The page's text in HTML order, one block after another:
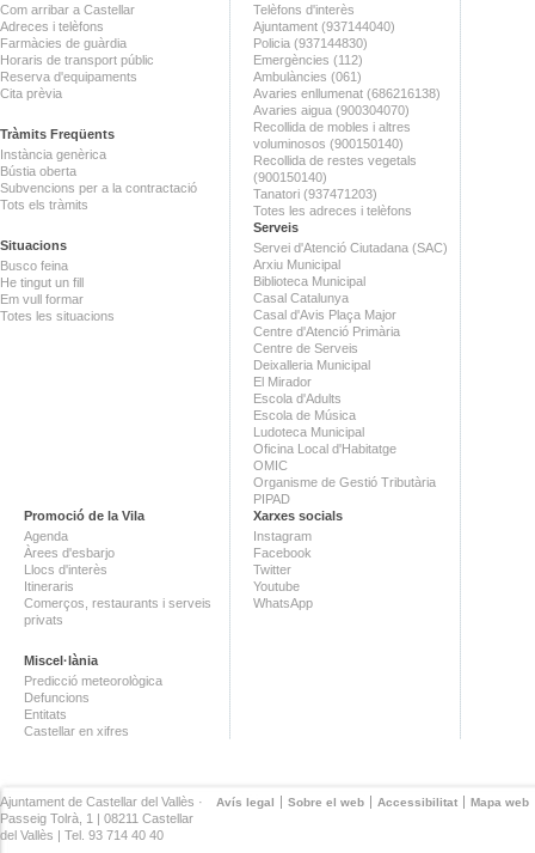
Com arribar a Castellar
Adreces i telèfons
Farmàcies de guàrdia
Horaris de transport públic
Reserva d'equipaments
Cita prèvia
Tràmits Freqüents
Instància genèrica
Bústia oberta
Subvencions per a la contractació
Tots els tràmits
Situacions
Busco feina
He tingut un fill
Em vull formar
Totes les situacions
Telèfons d'interès
Ajuntament (937144040)
Policia (937144830)
Emergències (112)
Ambulàncies (061)
Avaries enllumenat (686216138)
Avaries aigua (900304070)
Recollida de mobles i altres
voluminosos (900150140)
Recollida de restes vegetals
(900150140)
Tanatori (937471203)
Totes les adreces i telèfons
Serveis
Servei d'Atenció Ciutadana (SAC)
Arxiu Municipal
Biblioteca Municipal
Casal Catalunya
Casal d'Avis Plaça Major
Centre d'Atenció Primària
Centre de Serveis
Deixalleria Municipal
El Mirador
Escola d'Adults
Escola de Música
Ludoteca Municipal
Oficina Local d'Habitatge
OMIC
Organisme de Gestió Tributària
PIPAD
Promoció de la Vila
Agenda
Àrees d'esbarjo
Llocs d'interès
Itineraris
Comerços, restaurants i serveis
privats
Miscel·lània
Predicció meteorològica
Defuncions
Entitats
Castellar en xifres
Xarxes socials
Instagram
Facebook
Twitter
Youtube
WhatsApp
Avís legal Sobre el web Accessibilitat Mapa web
Ajuntament de Castellar del Vallès ·
Passeig Tolrà, 1 | 08211 Castellar
del Vallès | Tel. 93 714 40 40